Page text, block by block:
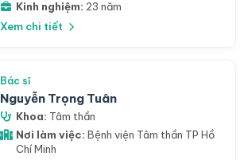
Kinh nghiệm: 23 năm
Xem chi tiết
Bác sĩ
Nguyễn Trọng Tuân
Khoa: Tâm thần
Nơi làm việc: Bệnh viện Tâm thần TP Hồ
Chí Minh